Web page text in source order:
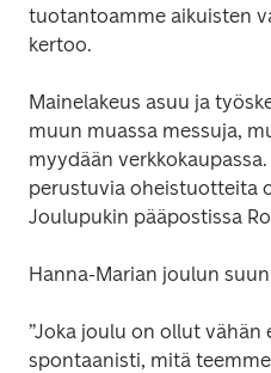
tuotantoamme aikuisten
kertoo.
Mainelakeus asuu ja
muun muassa messuja,
myydään
perustuvia oheistuotteita
Joulupukin pääpostissa
Hanna-Marian joulun
”Joka joulu on ollut vähän
spontaanisti, mitä